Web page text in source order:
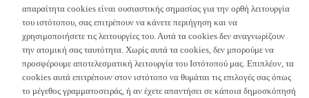
απαραίτητα cookies είναι ουσιαστικής σημασίας για την ορθή λειτουργία
του ιστότοπου, σας επιτρέπουν να κάνετε περιήγηση και να
χρησιμοποιήσετε τις λειτουργίες του. Αυτά τα cookies δεν αναγνωρίζουν
την ατομική σας ταυτότητα. Χωρίς αυτά τα cookies, δεν μπορούμε να
προσφέρουμε αποτελεσματική λειτουργία του Ιστότοπού μας. Επιπλέον, τα
cookies αυτά επιτρέπουν στον ιστότοπο να θυμάται τις επιλογές σας όπως
το μέγεθος γραμματοσειράς, ή αν έχετε απαντήσει σε κάποια δημοσκόπησή